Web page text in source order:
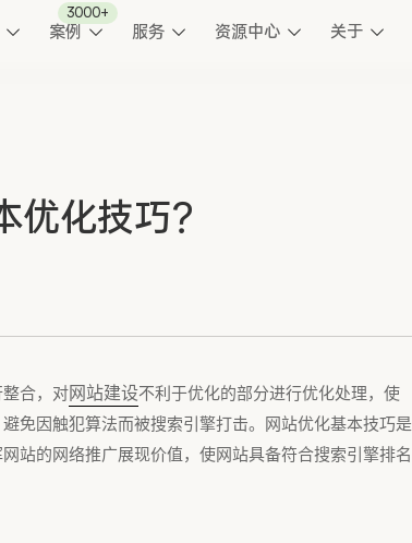
案例
3000+
服务 资源中心 关于
化技巧？
合，对网站建设不利于优化的部分进行优化处理，使
免因触犯算法而被搜索引擎打击。网站优化基本技巧是
站的网络推广展现价值，使网站具备符合搜索引擎排名